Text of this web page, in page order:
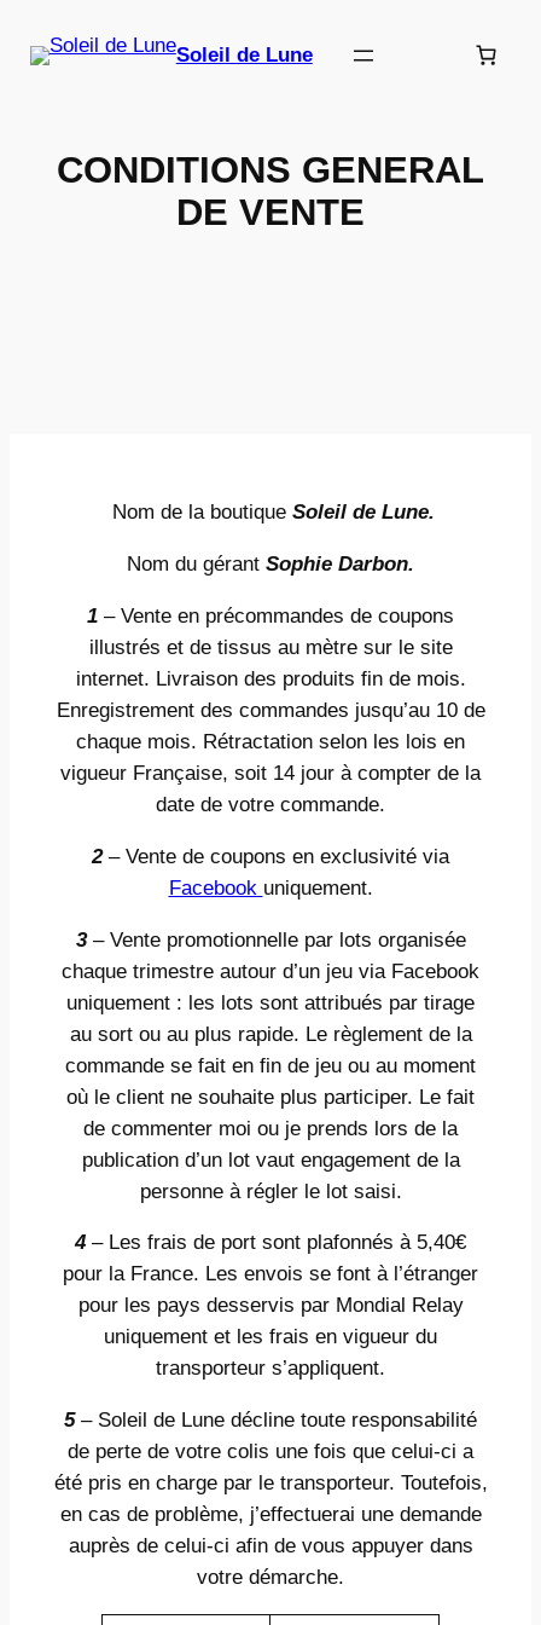
Soleil de Lune
CONDITIONS GENERAL
DE VENTE
Nom de la boutique Soleil de Lune.
Nom du gérant Sophie Darbon.
1 – Vente en précommandes de coupons
illustrés et de tissus au mètre sur le site
internet. Livraison des produits fin de mois.
Enregistrement des commandes jusqu’au 10 de
chaque mois. Rétractation selon les lois en
vigueur Française, soit 14 jour à compter de la
date de votre commande.
2– Vente de coupons en exclusivité via
Facebook uniquement.
3– Vente promotionnelle par lots organisée
chaque trimestre autour d’un jeu via Facebook
uniquement : les lots sont attribués par tirage
au sort ou au plus rapide. Le règlement de la
commande se fait en fin de jeu ou au moment
où le client ne souhaite plus participer. Le fait
de commenter moi ou je prends lors de la
publication d’un lot vaut engagement de la
personne à régler le lot saisi.
4 – Les frais de port sont plafonnés à 5,40€
pour la France. Les envois se font à l’étranger
pour les pays desservis par Mondial Relay
uniquement et les frais en vigueur du
transporteur s’appliquent.
5– Soleil de Lune décline toute responsabilité
de perte de votre colis une fois que celui-ci a
été pris en charge par le transporteur. Toutefois,
en cas de problème, j’effectuerai une demande
auprès de celui-ci afin de vous appuyer dans
votre démarche.